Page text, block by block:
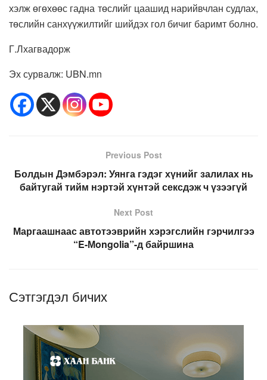
хэлж өгөхөөс гадна төслийг цаашид нарийвчлан судлах,
төслийн санхүүжилтийг шийдэх гол бичиг баримт болно.
Г.Лхагвадорж
Эх сурвалж: UBN.mn
Previous Post
Болдын Дэмбэрэл: Уянга гэдэг хүнийг залилах нь
байтугай тийм нэртэй хүнтэй сексдэж ч үзээгүй
Next Post
Маргаашнаас автотээврийн хэрэгслийн гэрчилгээ
“E-Мongolia”-д байршина
Сэтгэгдэл бичих